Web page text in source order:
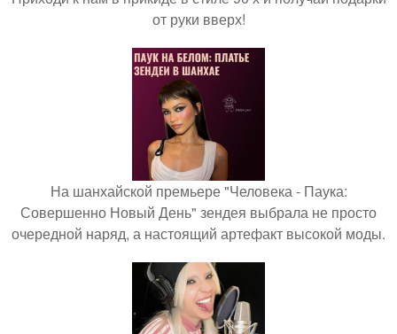
от руки вверх!
На шанхайской премьере "Человека - Паука:
Совершенно Новый День" зендея выбрала не просто
очередной наряд, а настоящий артефакт высокой моды.